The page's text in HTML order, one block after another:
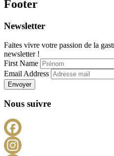
Footer
Newsletter
Faites vivre votre passion de la
newsletter !
First Name
Email Address
Envoyer
Nous suivre